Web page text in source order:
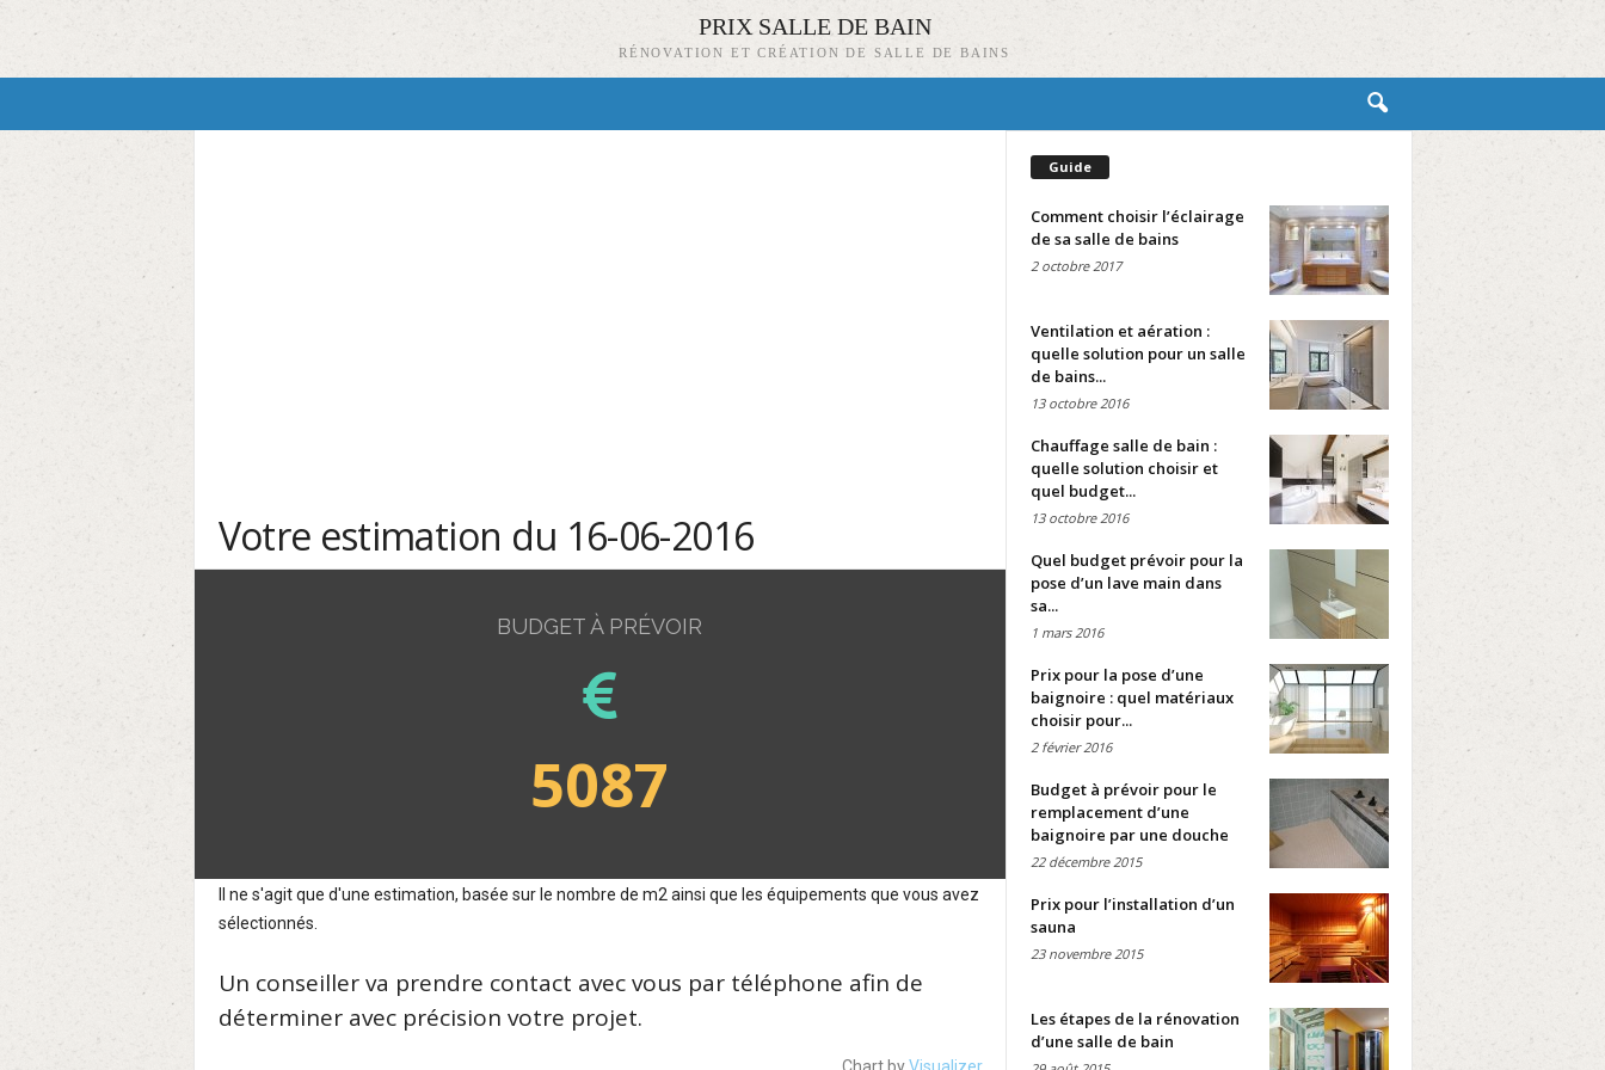
PRIX SALLE DE BAIN
RÉNOVATION ET CRÉATION DE SALLE DE BAINS
Votre estimation du 16-06-2016
BUDGET À PRÉVOIR
5087
Il ne s'agit que d'une estimation, basée sur le nombre de m2 ainsi que les équipements que vous avez
sélectionnés.
Un conseiller va prendre contact avec vous par téléphone afin de
déterminer avec précision votre projet.
Chart byVisualizer
Guide
Comment choisir l’éclairage
de sa salle de bains
2 octobre 2017
Ventilation et aération :
quelle solution pour un salle
de bains...
13 octobre 2016
Chauffage salle de bain :
quelle solution choisir et
quel budget...
13 octobre 2016
Quel budget prévoir pour la
pose d’un lave main dans
sa...
1 mars 2016
Prix pour la pose d’une
baignoire : quel matériaux
choisir pour...
2 février 2016
Budget à prévoir pour le
remplacement d’une
baignoire par une douche
22 décembre 2015
Prix pour l’installation d’un
sauna
23 novembre 2015
Les étapes de la rénovation
d’une salle de bain